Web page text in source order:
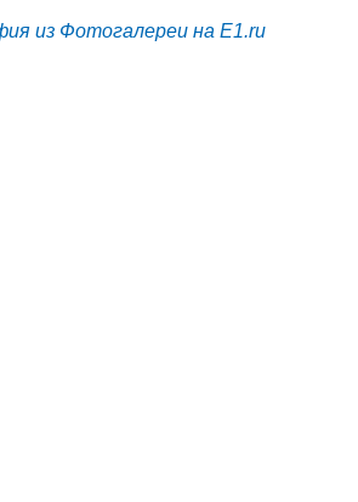
из Фотогалереи на E1.ru